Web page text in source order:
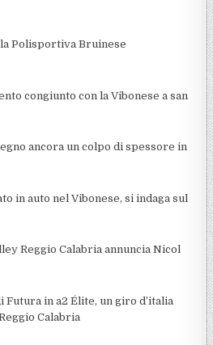
Polisportiva Bruinese
congiunto con la Vibonese a san
ancora un colpo di spessore in
in auto nel Vibonese, si indaga sul
Reggio Calabria annuncia Nicol
Futura in a2 Élite, un giro d’italia
Calabria